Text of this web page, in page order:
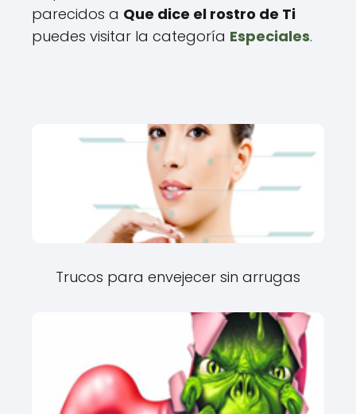
parecidos a Que dice el rostro de Ti
puedes visitar la categoría Especiales.
Trucos para envejecer sin arrugas